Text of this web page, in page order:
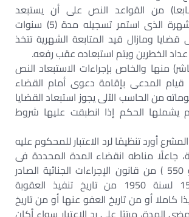
من القواعد النص على أن يستبعد
المسجل خطر بالشهرة الذى استمر تسجيله مدة (5) سنوات
ومازال قيد المتابعة الشهرية تتخذ
الخطرين ويتم استبعاده عقب رفعه.
منها والخاص بإجراءات الاستبعاد النص
المدعى بإقامة دعوى أمام القضاء
من الحاسب الآلى يجوز استبعاد القضايا
يشملها الحكم إذا انطبقت عليها شروط
أورد تنظيمًا لرد الاعتبار للمحكوم عليه
جاعلًا مناطه انقضاء المدة المحددة فى
المادتين ( 537 و 550 ) من قانون الإجراءات الجنائية الصادر
بالقانون رقم 150 لسنة 1950 من تاريخ تنفيذ العقوبة
كاملا أو من تاريخ العفو عنها أو من تاريخ